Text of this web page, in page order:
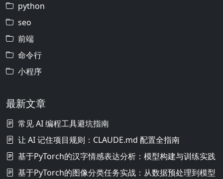
python
seo
前端
命令行
小程序
最新文章
常见 AI 编程工具避坑指南
让 AI 记住项目规则：CLAUDE.md 配置全指南
基于PyTorch的汉字情感表达分析：模型构建与训练实践
基于PyTorch的图像分类任务实战：从数据预处理到模型